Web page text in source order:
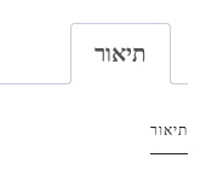
תיאור
תיאור